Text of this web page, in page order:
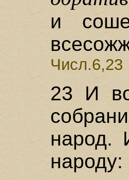
и
Числ.6,23
23 И
народ.
народу: